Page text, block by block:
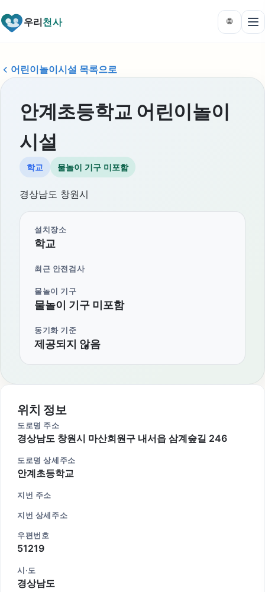
우리천사 🌐
어린이놀이시설 목록으로
안계초등학교 어린이놀이
시설
학교 물놀이 기구 미포함
경상남도 창원시
설치장소
학교
최근 안전검사
물놀이 기구
물놀이 기구 미포함
동기화 기준
제공되지 않음
위치 정보
도로명 주소
경상남도 창원시 마산회원구 내서읍 삼계숲길 246
도로명 상세주소
안계초등학교
지번 주소
지번 상세주소
우편번호
51219
시·도
경상남도